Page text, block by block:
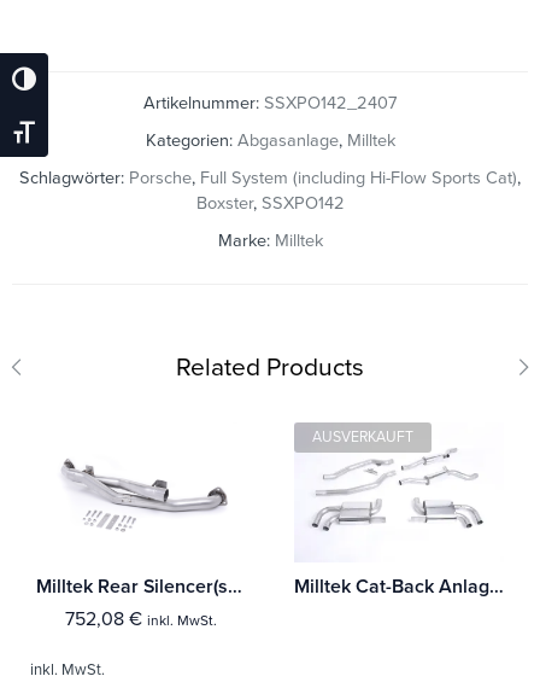
Umschalten Auf Hohe Kontraste
Schrift Vergrößern
Artikelnummer: SSXPO142_2407
Kategorien: Abgasanlage, Milltek
Schlagwörter: Porsche, Full System (including Hi-Flow Sports Cat),
Boxster, SSXPO142
Marke: Milltek
Related Products
Milltek Rear Silencer(s) Porsche 911 997.2 3.6 & 3.8 (C2 / C4 / S / GTS)
752,08 € inkl. MwSt.
inkl. MwSt.
AUSVERKAUFT
Milltek Cat-Back Anlage Porsche Cayenne 958 Turbo 4.8 V8 (Pre-Facelift) Mit TÜV / ECE Zulassung!